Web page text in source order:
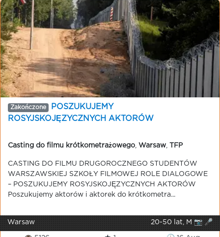
Zakończone
POSZUKUJEMY
ROSYJSKOJĘZYCZNYCH AKTORÓW
Casting do filmu krótkometrażowego Warsaw TFP
CASTING DO FILMU DRUGOROCZNEGO STUDENTÓW
WARSZAWSKIEJ SZKOŁY FILMOWEJ ROLE DIALOGOWE
– POSZUKUJEMY ROSYJSKOJĘZYCZNYCH AKTORÓW
Poszukujemy aktorów i aktorek do krótkometra...
Warsaw 20-50 lat, M 📷 🎤